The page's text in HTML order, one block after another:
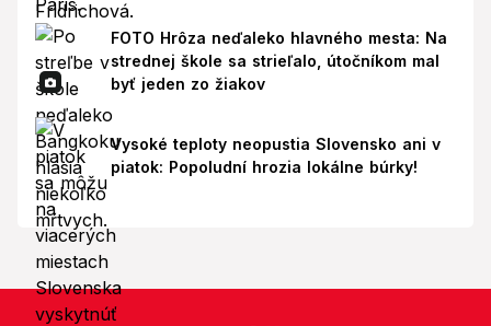
FOTO Hrôza neďaleko hlavného mesta: Na
strednej škole sa strieľalo, útočníkom mal
byť jeden zo žiakov
Vysoké teploty neopustia Slovensko ani v
piatok: Popoludní hrozia lokálne búrky!